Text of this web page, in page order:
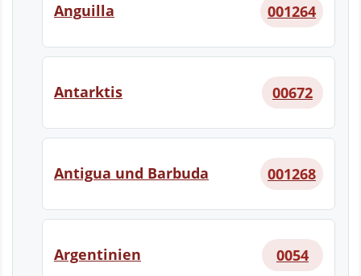
Anguilla 001264
Antarktis 00672
Antigua und Barbuda 001268
Argentinien 0054